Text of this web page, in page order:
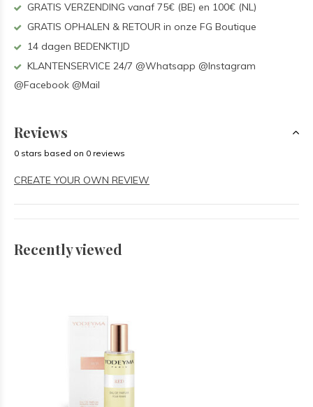
GRATIS VERZENDING vanaf 75€ (BE) en 100€ (NL)
GRATIS OPHALEN & RETOUR in onze FG Boutique
14 dagen BEDENKTIJD
KLANTENSERVICE 24/7 @Whatsapp @Instagram
@Facebook @Mail
Reviews
0 stars based on 0 reviews
CREATE YOUR OWN REVIEW
Recently viewed